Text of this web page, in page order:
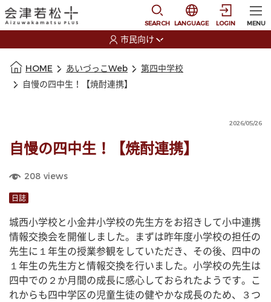
SEARCH
選択すると言語の切
LANGUAGE LOGIN MENU
市民向け
HOME あいづっこWeb
第四中学校
自慢の四中生！【焼酎連携】
2026/05/26
自慢の四中生！【焼酎連携】
208 views
日誌
城西小学校と小金井小学校の先生方をお招きして小中連携
情報交換会を開催しました。まずは昨年度小学校の担任の
先生に１年生の授業参観をしていただき、その後、四中の
１年生の先生方と情報交換を行いました。小学校の先生は
四中での２か月間の成長に感心しておられたようです。こ
れからも四中学区の児童生徒の健やかな成長のため、３つ